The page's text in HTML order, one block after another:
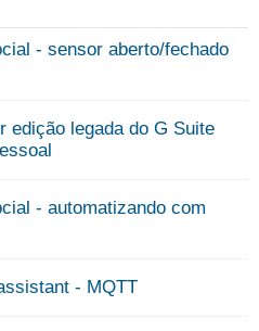
- sensor aberto/fechado
edição legada do G Suite
- automatizando com
- MQTT